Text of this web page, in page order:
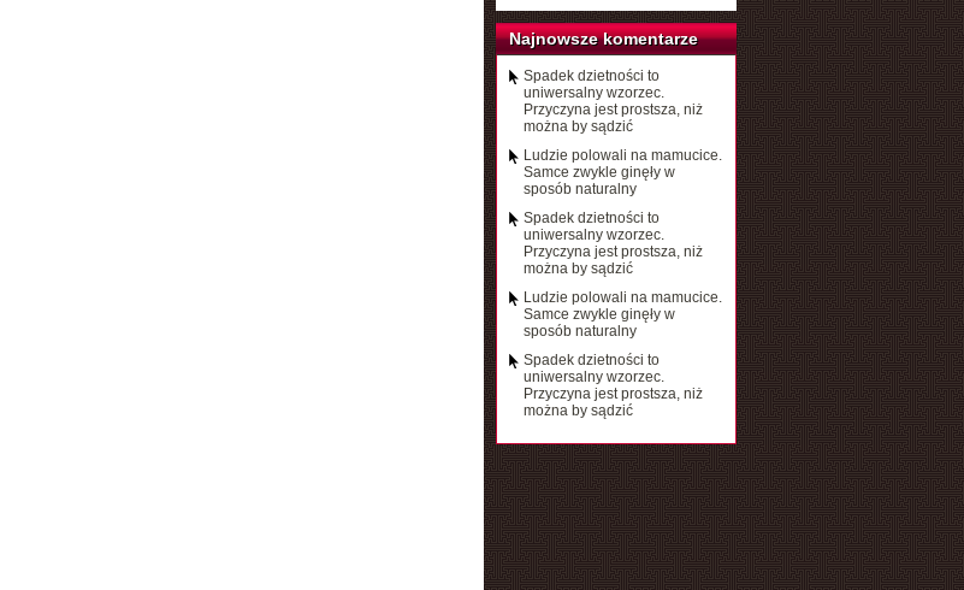
Najnowsze komentarze
Spadek dzietności to
uniwersalny wzorzec.
Przyczyna jest prostsza, niż
można by sądzić
Ludzie polowali na mamucice.
Samce zwykle ginęły w
sposób naturalny
Spadek dzietności to
uniwersalny wzorzec.
Przyczyna jest prostsza, niż
można by sądzić
Ludzie polowali na mamucice.
Samce zwykle ginęły w
sposób naturalny
Spadek dzietności to
uniwersalny wzorzec.
Przyczyna jest prostsza, niż
można by sądzić